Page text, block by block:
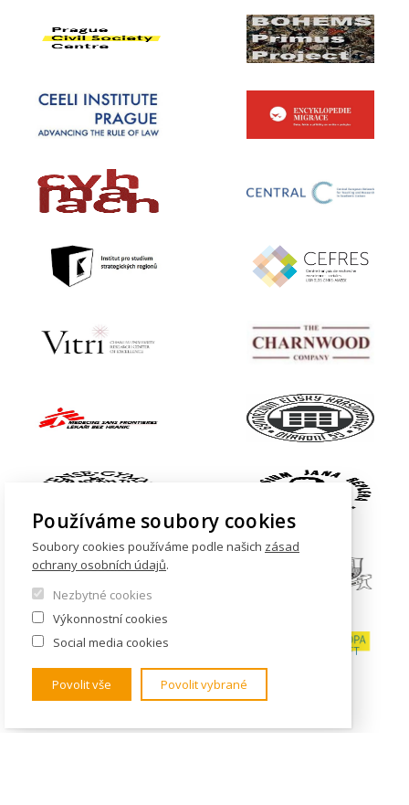
Používáme soubory cookies
Soubory cookies používáme podle našich zásad
ochrany osobních údajů.
Nezbytné cookies
Výkonnostní cookies
Social media cookies
Povolit vše Povolit vybrané